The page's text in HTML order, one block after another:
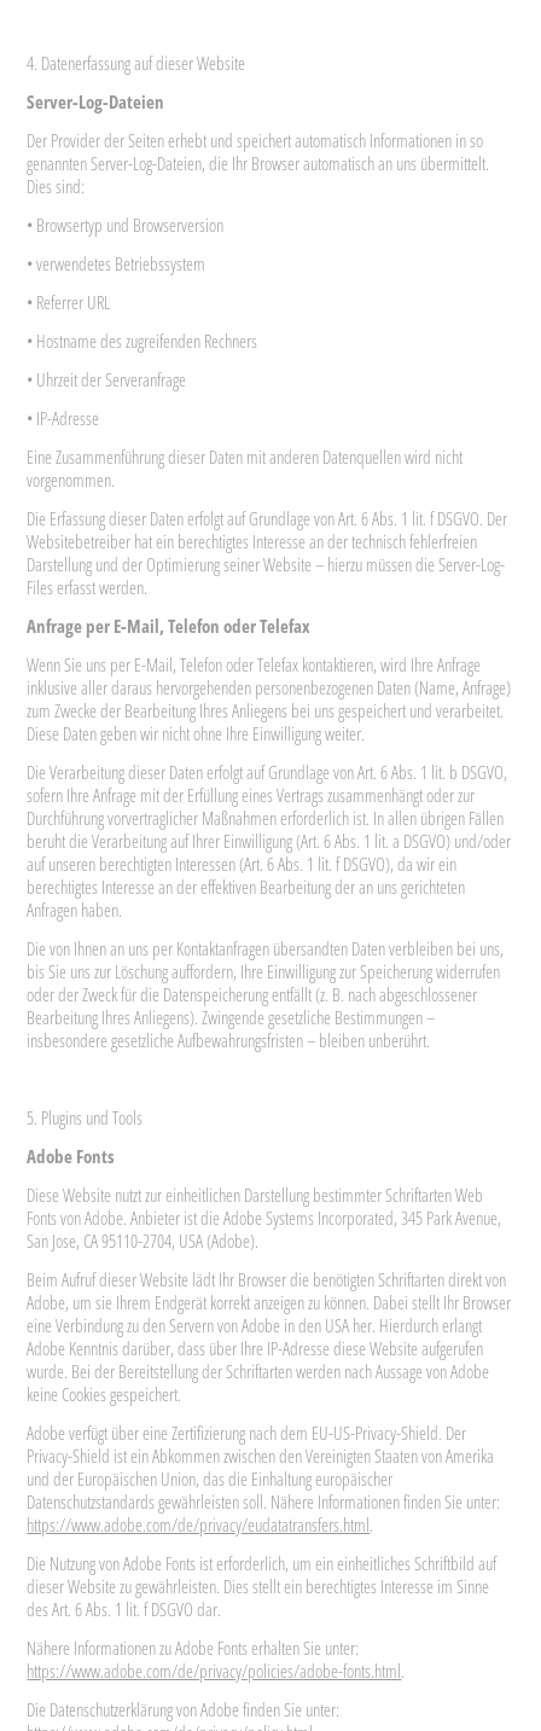
4. Datenerfassung auf dieser Website
Server-Log-Dateien
Der Provider der Seiten erhebt und speichert automatisch Informationen in so
genannten Server-Log-Dateien, die Ihr Browser automatisch an uns übermittelt.
Dies sind:
• Browsertyp und Browserversion
• verwendetes Betriebssystem
• Referrer URL
• Hostname des zugreifenden Rechners
• Uhrzeit der Serveranfrage
• IP-Adresse
Eine Zusammenführung dieser Daten mit anderen Datenquellen wird nicht
vorgenommen.
Die Erfassung dieser Daten erfolgt auf Grundlage von Art. 6 Abs. 1 lit. f DSGVO. Der
Websitebetreiber hat ein berechtigtes Interesse an der technisch fehlerfreien
Darstellung und der Optimierung seiner Website – hierzu müssen die Server-Log-
Files erfasst werden.
Anfrage per E-Mail, Telefon oder Telefax
Wenn Sie uns per E-Mail, Telefon oder Telefax kontaktieren, wird Ihre Anfrage
inklusive aller daraus hervorgehenden personenbezogenen Daten (Name, Anfrage)
zum Zwecke der Bearbeitung Ihres Anliegens bei uns gespeichert und verarbeitet.
Diese Daten geben wir nicht ohne Ihre Einwilligung weiter.
Die Verarbeitung dieser Daten erfolgt auf Grundlage von Art. 6 Abs. 1 lit. b DSGVO,
sofern Ihre Anfrage mit der Erfüllung eines Vertrags zusammenhängt oder zur
Durchführung vorvertraglicher Maßnahmen erforderlich ist. In allen übrigen Fällen
beruht die Verarbeitung auf Ihrer Einwilligung (Art. 6 Abs. 1 lit. a DSGVO) und/oder
auf unseren berechtigten Interessen (Art. 6 Abs. 1 lit. f DSGVO), da wir ein
berechtigtes Interesse an der effektiven Bearbeitung der an uns gerichteten
Anfragen haben.
Die von Ihnen an uns per Kontaktanfragen übersandten Daten verbleiben bei uns,
bis Sie uns zur Löschung auffordern, Ihre Einwilligung zur Speicherung widerrufen
oder der Zweck für die Datenspeicherung entfällt (z. B. nach abgeschlossener
Bearbeitung Ihres Anliegens). Zwingende gesetzliche Bestimmungen –
insbesondere gesetzliche Aufbewahrungsfristen – bleiben unberührt.
5. Plugins und Tools
Adobe Fonts
Diese Website nutzt zur einheitlichen Darstellung bestimmter Schriftarten Web
Fonts von Adobe. Anbieter ist die Adobe Systems Incorporated, 345 Park Avenue,
San Jose, CA 95110-2704, USA (Adobe).
Beim Aufruf dieser Website lädt Ihr Browser die benötigten Schriftarten direkt von
Adobe, um sie Ihrem Endgerät korrekt anzeigen zu können. Dabei stellt Ihr Browser
eine Verbindung zu den Servern von Adobe in den USA her. Hierdurch erlangt
Adobe Kenntnis darüber, dass über Ihre IP-Adresse diese Website aufgerufen
wurde. Bei der Bereitstellung der Schriftarten werden nach Aussage von Adobe
keine Cookies gespeichert.
Adobe verfügt über eine Zertifizierung nach dem EU-US-Privacy-Shield. Der
Privacy-Shield ist ein Abkommen zwischen den Vereinigten Staaten von Amerika
und der Europäischen Union, das die Einhaltung europäischer
Datenschutzstandards gewährleisten soll. Nähere Informationen finden Sie unter:
https://www.adobe.com/de/privacy/eudatatransfers.html.
Die Nutzung von Adobe Fonts ist erforderlich, um ein einheitliches Schriftbild auf
dieser Website zu gewährleisten. Dies stellt ein berechtigtes Interesse im Sinne
des Art. 6 Abs. 1 lit. f DSGVO dar.
Nähere Informationen zu Adobe Fonts erhalten Sie unter:
https://www.adobe.com/de/privacy/policies/adobe-fonts.html.
Die Datenschutzerklärung von Adobe finden Sie unter: